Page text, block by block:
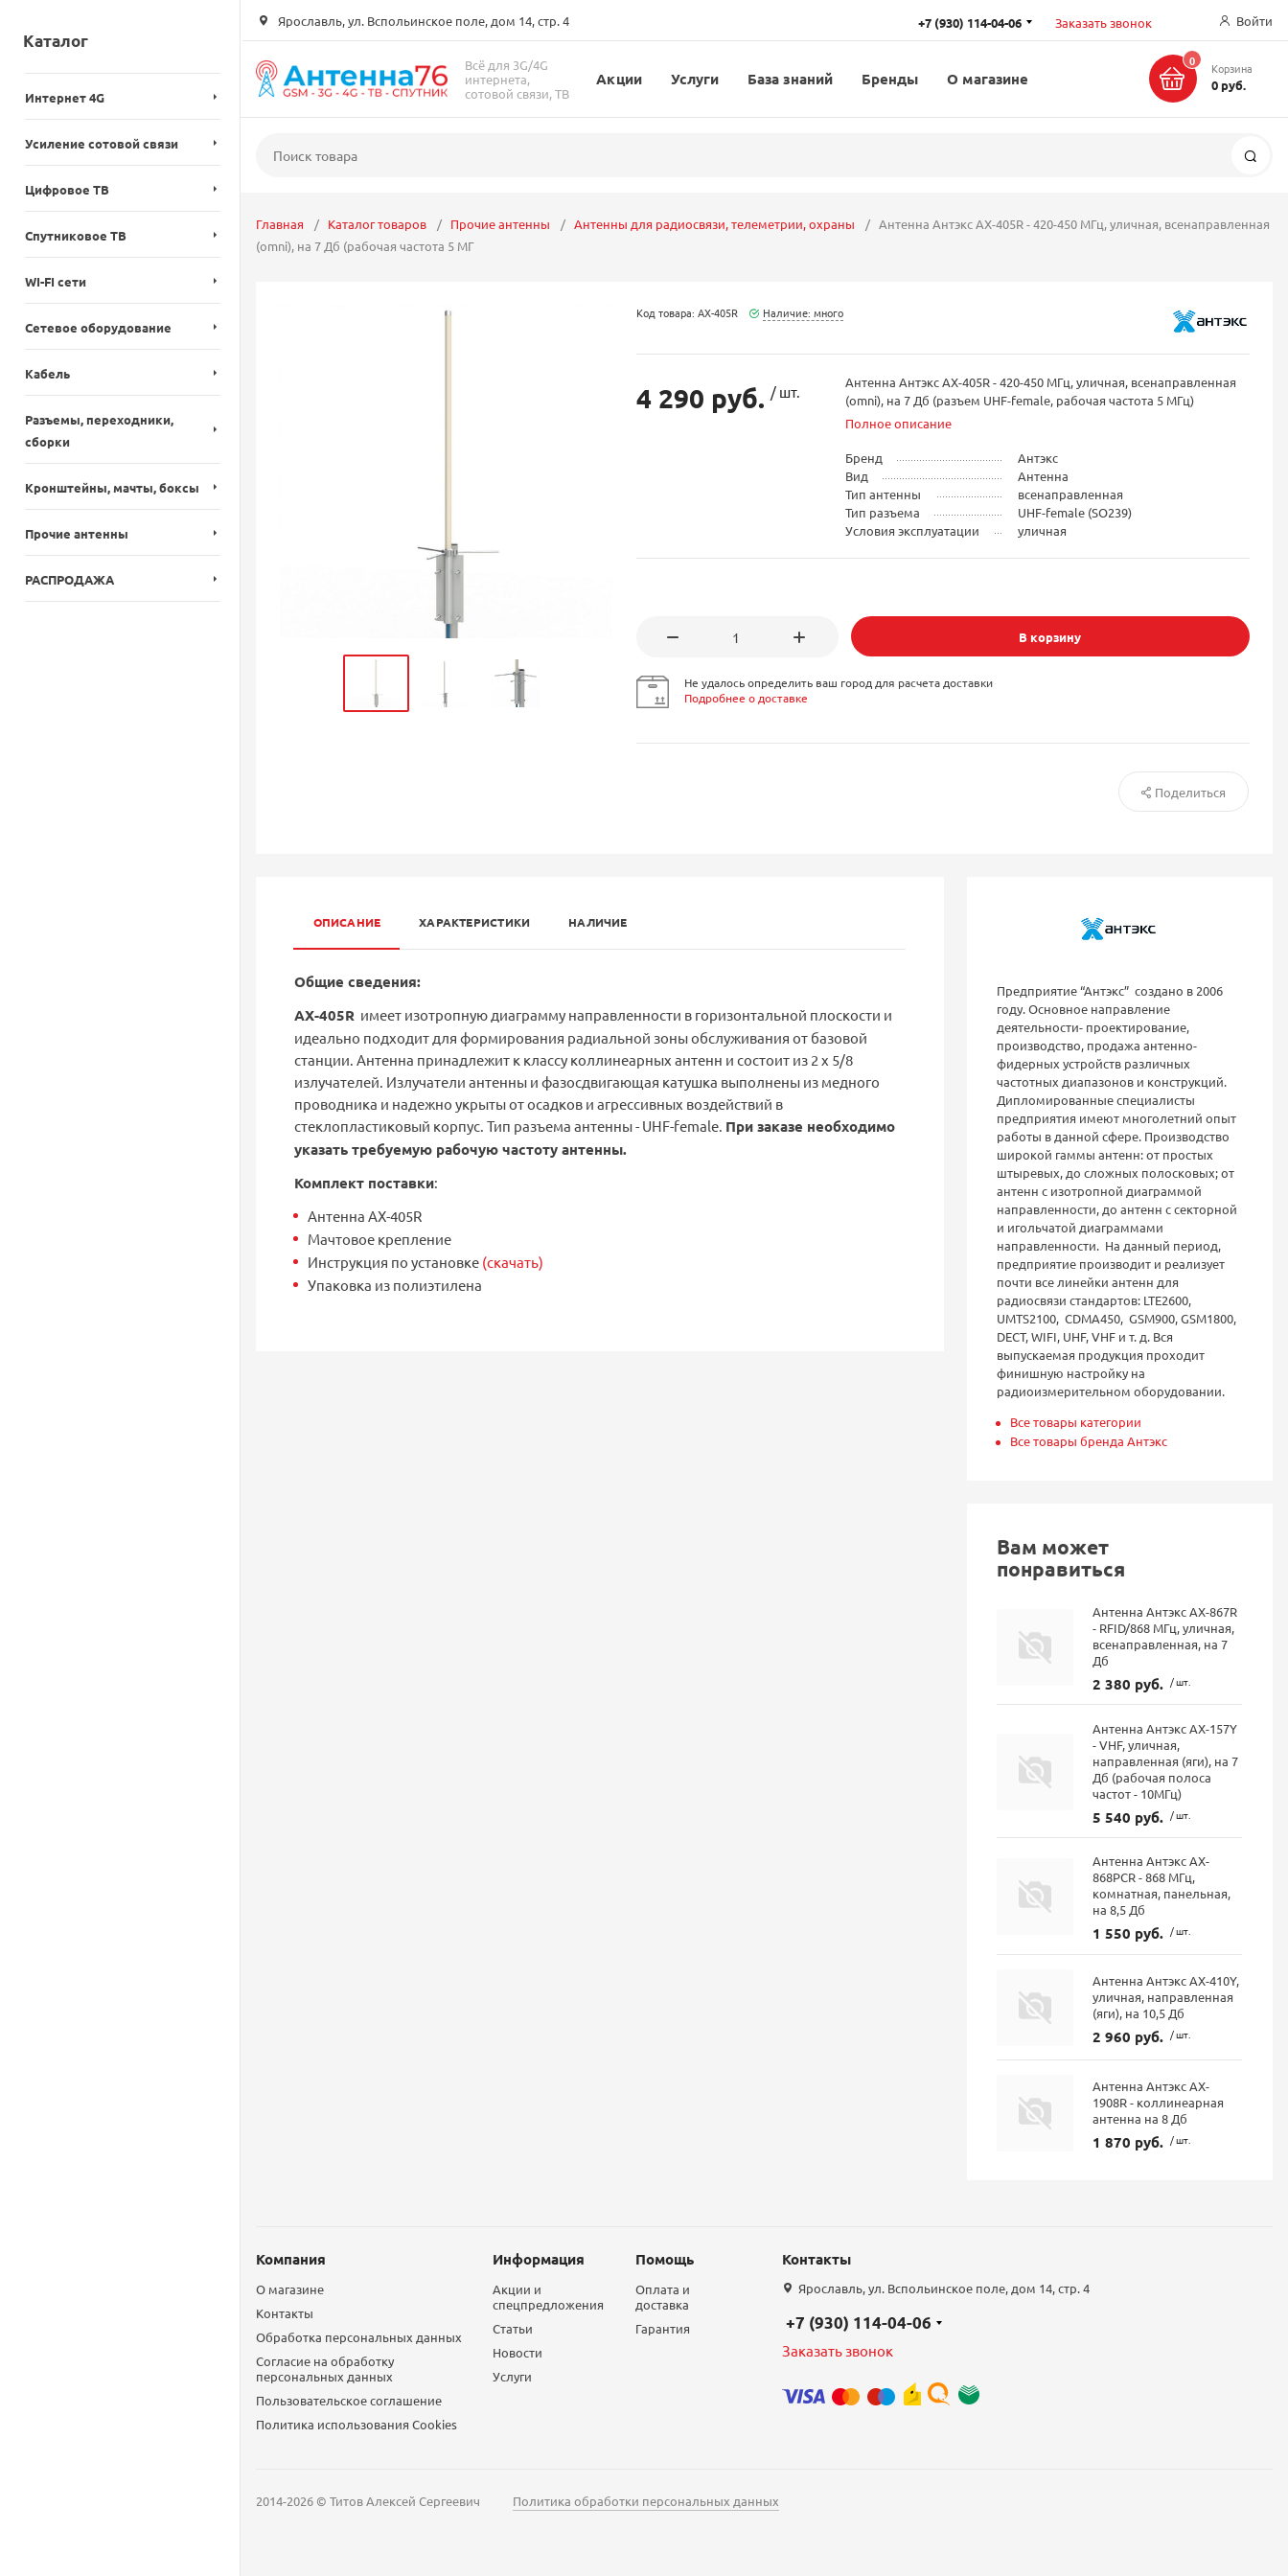
Ярославль, ул. Вспольинское поле, дом 14, стр. 4 +7 (930) 114-04-06 Заказать звонок Войти
Всё для 3G/4G
интернета,
сотовой связи, ТВ
Акции Услуги База знаний Бренды О магазине
0 Корзина
0 руб.
Каталог
Интернет 4G
Усиление сотовой связи
Цифровое ТВ
Спутниковое ТВ
WI-FI сети
Сетевое оборудование
Кабель
Разъемы, переходники,
сборки
Кронштейны, мачты, боксы
Прочие антенны
РАСПРОДАЖА
Главная Каталог товаров Прочие антенны Антенны для радиосвязи, телеметрии, охраны
Антенна Антэкс AX-405R - 420-450 МГц, уличная, всенаправленная
(omni), на 7 Дб (рабочая частота 5 МГ
Код товара: AX-405R Наличие: много
4 290 руб. / шт.
Антенна Антэкс AX-405R - 420-450 МГц, уличная, всенаправленная
(omni), на 7 Дб (разъем UHF-female, рабочая частота 5 МГц)
Полное описание
Бренд
Антэкс
Вид
Антенна
Тип антенны
всенаправленная
Тип разъема
UHF-female (SO239)
Условия эксплуатации
уличная
В корзину
Не удалось определить ваш город для расчета доставки
Подробнее о доставке
Поделиться
ОПИСАНИЕ ХАРАКТЕРИСТИКИ НАЛИЧИЕ
Общие сведения:
АX-405R имеет изотропную диаграмму направленности в горизонтальной плоскости и
идеально подходит для формирования радиальной зоны обслуживания от базовой
станции. Антенна принадлежит к классу коллинеарных антенн и состоит из 2 x 5/8
излучателей. Излучатели антенны и фазосдвигающая катушка выполнены из медного
проводника и надежно укрыты от осадков и агрессивных воздействий в
стеклопластиковый корпус. Тип разъема антенны - UHF-female. При заказе необходимо
указать требуемую рабочую частоту антенны.
Комплект поставки:
Антенна AX-405R
Мачтовое крепление
Инструкция по установке (скачать)
Упаковка из полиэтилена
Предприятие “Антэкс” создано в 2006
году. Основное направление
деятельности- проектирование,
производство, продажа антенно-
фидерных устройств различных
частотных диапазонов и конструкций.
Дипломированные специалисты
предприятия имеют многолетний опыт
работы в данной сфере. Производство
широкой гаммы антенн: от простых
штыревых, до сложных полосковых; от
антенн с изотропной диаграммой
направленности, до антенн с секторной
и игольчатой диаграммами
направленности. На данный период,
предприятие производит и реализует
почти все линейки антенн для
радиосвязи стандартов: LTE2600,
UMTS2100, CDMA450, GSM900, GSM1800,
DECT, WIFI, UHF, VHF и т. д. Вся
выпускаемая продукция проходит
финишную настройку на
радиоизмерительном оборудовании.
Все товары категории
Все товары бренда Антэкс
Вам может
понравиться
Антенна Антэкс AX-867R
- RFID/868 МГц, уличная,
всенаправленная, на 7
Дб
2 380 руб. / шт.
Антенна Антэкс AX-157Y
- VHF, уличная,
направленная (яги), на 7
Дб (рабочая полоса
частот - 10МГц)
5 540 руб. / шт.
Антенна Антэкс AX-
868PCR - 868 МГц,
комнатная, панельная,
на 8,5 Дб
1 550 руб. / шт.
Антенна Антэкс AX-410Y,
уличная, направленная
(яги), на 10,5 Дб
2 960 руб. / шт.
Антенна Антэкс AX-
1908R - коллинеарная
антенна на 8 Дб
1 870 руб. / шт.
Компания
О магазине
Контакты
Обработка персональных данных
Согласие на обработку
персональных данных
Пользовательское соглашение
Политика использования Сookies
Информация
Акции и
спецпредложения
Статьи
Новости
Услуги
Помощь
Оплата и
доставка
Гарантия
Контакты
Ярославль, ул. Вспольинское поле, дом 14, стр. 4
+7 (930) 114-04-06
Заказать звонок
2014-2026 © Титов Алексей Сергеевич Политика обработки персональных данных